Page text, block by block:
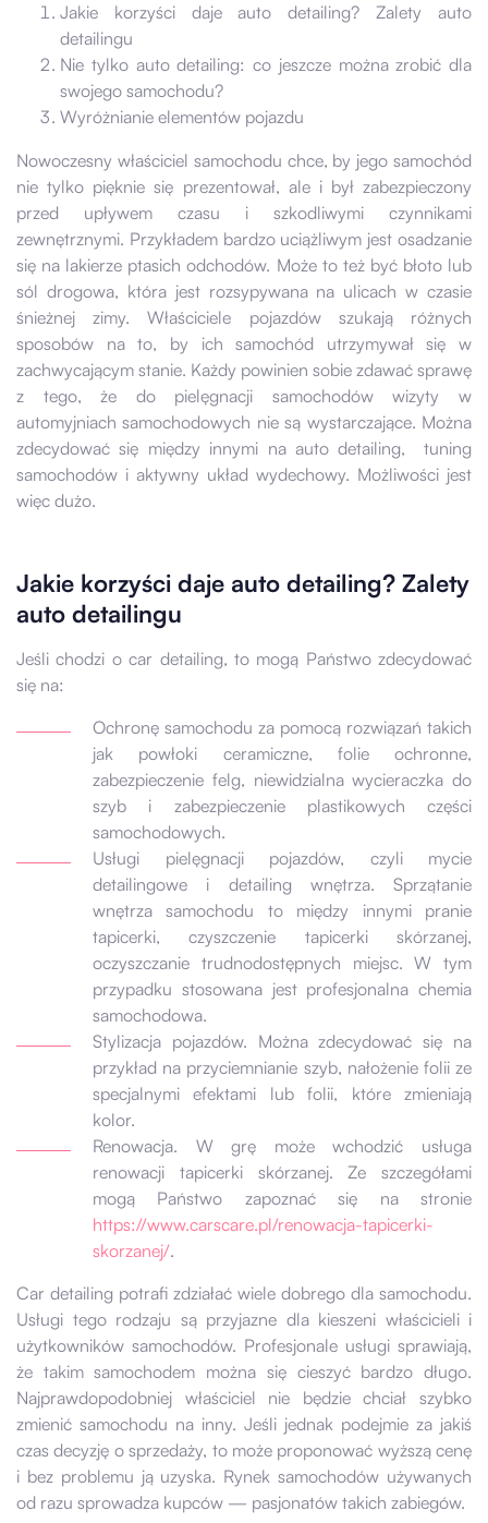
Jakie korzyści daje auto detailing? Zalety auto
detailingu
Nie tylko auto detailing: co jeszcze można zrobić dla
swojego samochodu?
Wyróżnianie elementów pojazdu
Nowoczesny właściciel samochodu chce, by jego samochód
nie tylko pięknie się prezentował, ale i był zabezpieczony
przed upływem czasu i szkodliwymi czynnikami
zewnętrznymi. Przykładem bardzo uciążliwym jest osadzanie
się na lakierze ptasich odchodów. Może to też być błoto lub
sól drogowa, która jest rozsypywana na ulicach w czasie
śnieżnej zimy. Właściciele pojazdów szukają różnych
sposobów na to, by ich samochód utrzymywał się w
zachwycającym stanie. Każdy powinien sobie zdawać sprawę
z tego, że do pielęgnacji samochodów wizyty w
automyjniach samochodowych nie są wystarczające. Można
zdecydować się między innymi na auto detailing, tuning
samochodów i aktywny układ wydechowy. Możliwości jest
więc dużo.
Jakie korzyści daje auto detailing? Zalety
auto detailingu
Jeśli chodzi o car detailing, to mogą Państwo zdecydować
się na:
Ochronę samochodu za pomocą rozwiązań takich
jak powłoki ceramiczne, folie ochronne,
zabezpieczenie felg, niewidzialna wycieraczka do
szyb i zabezpieczenie plastikowych części
samochodowych.
Usługi pielęgnacji pojazdów, czyli mycie
detailingowe i detailing wnętrza. Sprzątanie
wnętrza samochodu to między innymi pranie
tapicerki, czyszczenie tapicerki skórzanej,
oczyszczanie trudnodostępnych miejsc. W tym
przypadku stosowana jest profesjonalna chemia
samochodowa.
Stylizacja pojazdów. Można zdecydować się na
przykład na przyciemnianie szyb, nałożenie folii ze
specjalnymi efektami lub folii, które zmieniają
kolor.
Renowacja. W grę może wchodzić usługa
renowacji tapicerki skórzanej. Ze szczegółami
mogą Państwo zapoznać się na stronie
https://www.carscare.pl/renowacja-tapicerki-
skorzanej/.
Car detailing potrafi zdziałać wiele dobrego dla samochodu.
Usługi tego rodzaju są przyjazne dla kieszeni właścicieli i
użytkowników samochodów. Profesjonale usługi sprawiają,
że takim samochodem można się cieszyć bardzo długo.
Najprawdopodobniej właściciel nie będzie chciał szybko
zmienić samochodu na inny. Jeśli jednak podejmie za jakiś
czas decyzję o sprzedaży, to może proponować wyższą cenę
i bez problemu ją uzyska. Rynek samochodów używanych
od razu sprowadza kupców — pasjonatów takich zabiegów.